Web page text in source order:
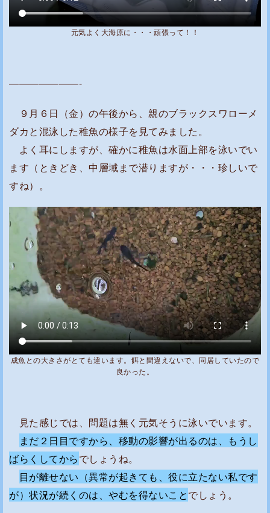
元気よく大海原に・・・頑張って！！
———————-
９月６日（金）の午後から、親のブラックスワローメ
ダカと混泳した稚魚の様子を見てみました。
よく耳にしますが、確かに稚魚は水面上部を泳いでい
ます（ときどき、中層域まで潜りますが・・・珍しいで
すね）。
成魚との大きさがとても違います。餌と間違えないで、同居していたので
良かった。
見た感じでは、問題は無く元気そうに泳いでいます。
まだ２日目ですから、移動の影響が出るのは、もうし
ばらくしてからでしょうね。
目が離せない（異常が起きても、役に立たない私です
が）状況が続くのは、やむを得ないことでしょう。